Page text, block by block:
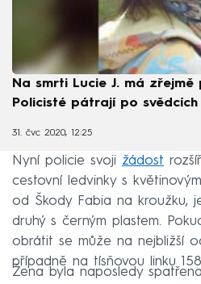
Na smrti Lucie J. má
Policisté pátrají po svědcích
31. čvc 2020, 12:25
Nyní policie svoji žádost
cestovní ledvinky s
od Škody Fabia na kroužku,
druhý s černým plastem.
obrátit se může na nejbližší
případně na tísňovou linku
Žena byla naposledy